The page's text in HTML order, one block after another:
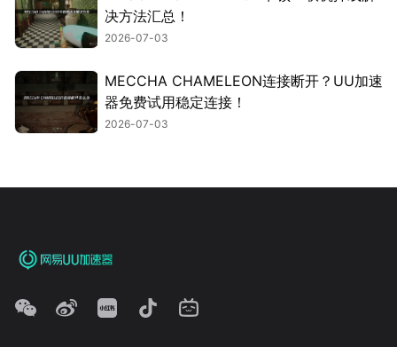
决方法汇总！
2026-07-03
MECCHA CHAMELEON连接断开？UU加速
器免费试用稳定连接！
2026-07-03